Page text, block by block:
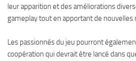
leur apparition et des améliorations
gameplay tout en apportant de nouvelles
Les passionnés du jeu pourront
coopération qui devrait être lancé dans